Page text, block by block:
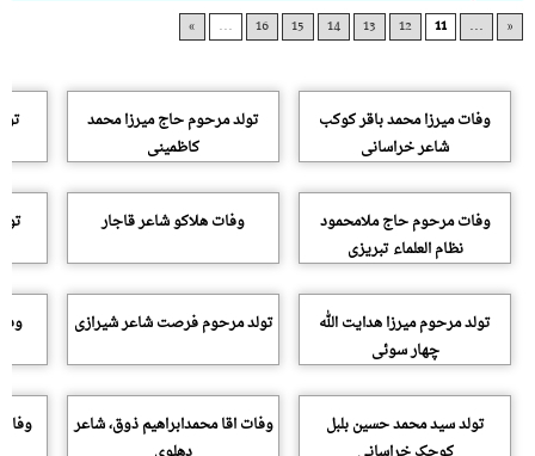
«
...
11
12
13
14
15
16
...
»
وفات میرزا محمد باقر کوکب
شاعر خراسانی
تولد مرحوم حاج میرزا محمد
کاظمینی
وفات مرحوم حاج ملامحمود
نظام العلماء تبریزی
وفات هلاکو شاعر قاجار
تولد مرحوم میرزا هدایت الله
چهار سوئی
تولد مرحوم فرصت شاعر شیرازی
تولد سید محمد حسین بلبل
وفات اقا محمدابراهیم ذوق، شاعر